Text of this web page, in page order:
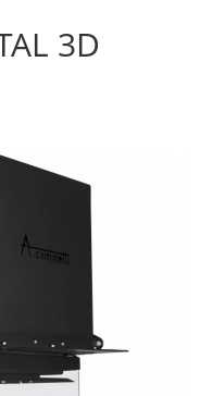
3D